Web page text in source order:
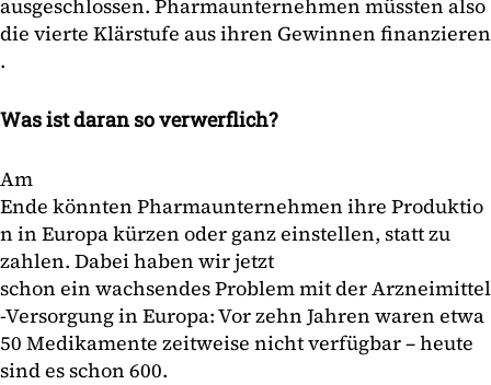
ausgeschlossen. Pharmaunternehmen müssten also
die vierte Klärstufe aus ihren Gewinnen finanzieren
.
Was ist daran so verwerflich?
Am
Ende könnten Pharmaunternehmen ihre Produktio
n in Europa kürzen oder ganz einstellen, statt zu
zahlen. Dabei haben wir jetzt
schon ein wachsendes Problem mit der Arzneimittel
-Versorgung in Europa: Vor zehn Jahren waren etwa
50 Medikamente zeitweise nicht verfügbar – heute
sind es schon 600.